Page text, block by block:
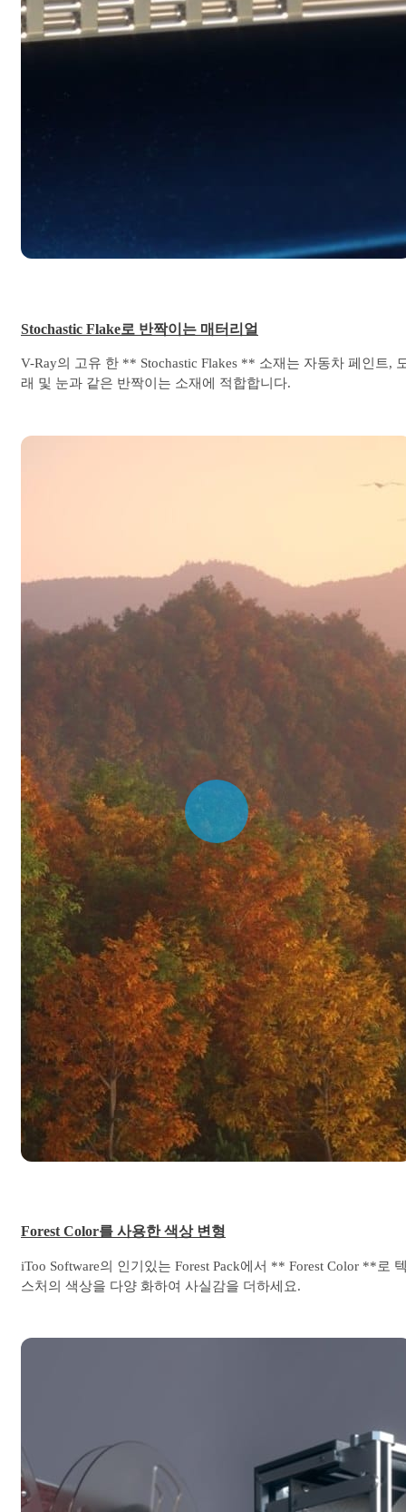
Stochastic Flake로 반짝이는 매터리얼
V-Ray의 고유 한 ** Stochastic Flakes ** 소재는 자동차 페인트,
래 및 눈과 같은 반짝이는 소재에 적합합니다.
Forest Color를 사용한 색상 변형
iToo Software의 인기있는 Forest Pack에서 ** Forest Color **로
스처의 색상을 다양 화하여 사실감을 더하세요.